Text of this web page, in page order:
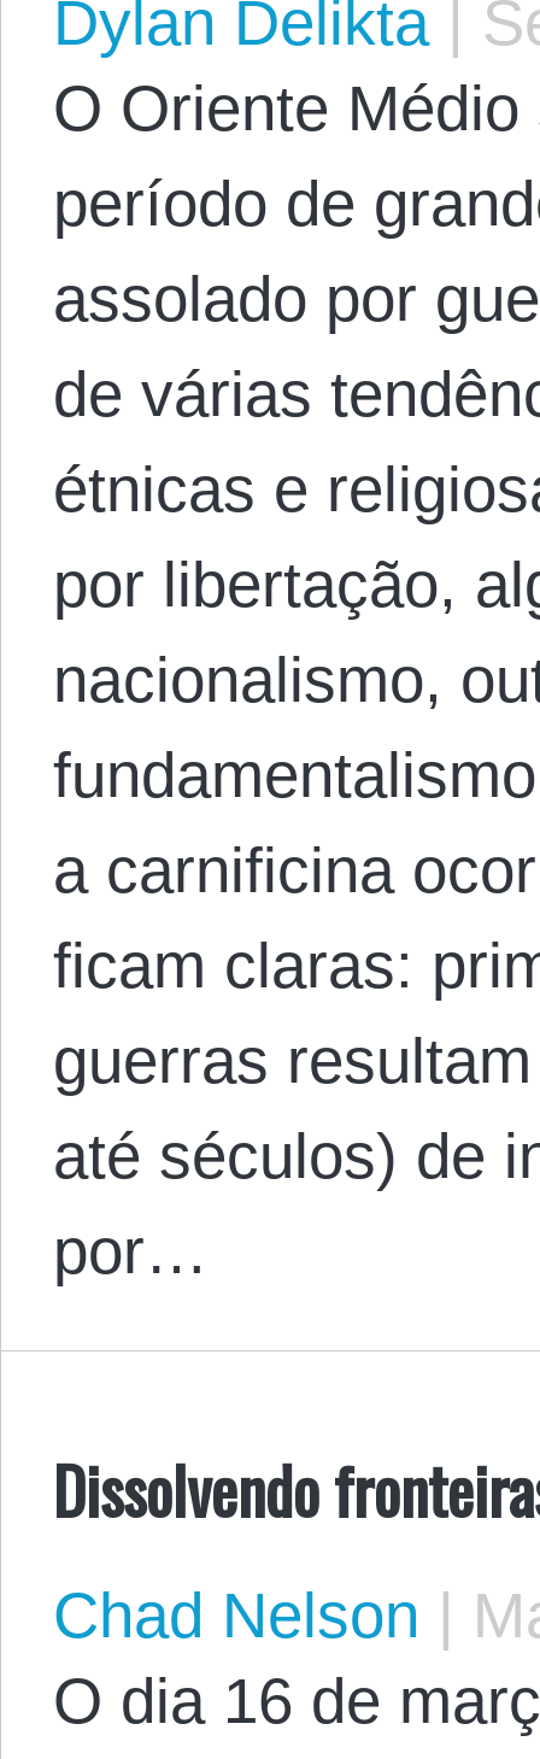
Dylan Delikta|
O Oriente
período de
assolado por
de várias
étnicas e
por libertação,
nacionalismo,
a carnificina
ficam claras:
guerras
até séculos) de
por…
Dissolvendo
Chad Nelson |
O dia 16 de